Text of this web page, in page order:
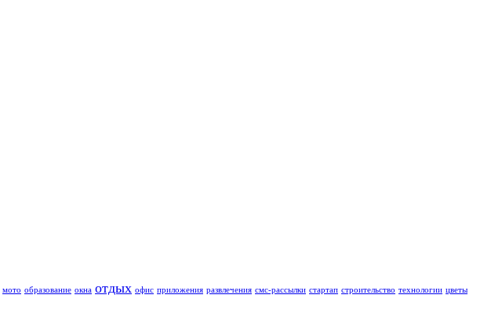
мото образование окна отдых офис приложения развлечения смс-рассылки стартап строительство технологии цветы